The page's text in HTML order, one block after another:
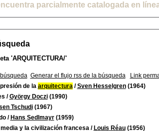
parcialmente catalogada en
'ARQUITECTURA/'
Generar el flujo rss de la búsqueda
Link
de la arquitectura/Sven Hesselgren(1964)
/György Doczi(1990)
Tschudi(1967)
/ Hans Sedlmayr(1959)
media y la civilización francesa/ Louis Réau(1956)